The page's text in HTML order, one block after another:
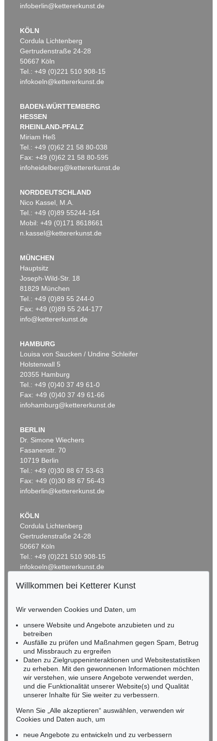
infoberlin@kettererkunst.de
KÖLN
Cordula Lichtenberg
Gertrudenstraße 24-28
50667 Köln
Tel.: +49 (0)221 510 908-15
infokoeln@kettererkunst.de
BADEN-WÜRTTEMBERG
HESSEN
RHEINLAND-PFALZ
Miriam Heß
Tel.: +49 (0)62 21 58 80-038
Fax: +49 (0)62 21 58 80-595
infoheidelberg@kettererkunst.de
NORDDEUTSCHLAND
Nico Kassel, M.A.
Tel.: +49 (0)89 55244-164
Mobil: +49 (0)171 8618661
n.kassel@kettererkunst.de
MÜNCHEN
Hauptsitz
Joseph-Wild-Str. 18
81829 München
Tel.: +49 (0)89 55 244-0
Fax: +49 (0)89 55 244-177
info@kettererkunst.de
HAMBURG
Louisa von Saucken / Undine Schleifer
Holstenwall 5
20355 Hamburg
Tel.: +49 (0)40 37 49 61-0
Fax: +49 (0)40 37 49 61-66
infohamburg@kettererkunst.de
BERLIN
Dr. Simone Wiechers
Fasanenstr. 70
10719 Berlin
Tel.: +49 (0)30 88 67 53-63
Fax: +49 (0)30 88 67 56-43
infoberlin@kettererkunst.de
KÖLN
Cordula Lichtenberg
Gertrudenstraße 24-28
50667 Köln
Tel.: +49 (0)221 510 908-15
infokoeln@kettererkunst.de
RHEINLAND-PFALZ
Miriam Heß
Tel.: +49 (0)62 21 58 80-038
Fax: +49 (0)62 21 58 80-595
infoheidelberg@kettererkunst.de
NORDDEUTSCHLAND
Nico Kassel, M.A.
Tel.: +49 (0)89 55244-164
Mobil: +49 (0)171 8618661
n.kassel@kettererkunst.de
Willkommen bei Ketterer Kunst
Wir verwenden Cookies und Daten, um
unsere Website und Angebote anzubieten und zu
betreiben
Ausfälle zu prüfen und Maßnahmen gegen Spam, Betrug
und Missbrauch zu ergreifen
Daten zu Zielgruppeninteraktionen und Websitestatistiken
zu erheben. Mit den gewonnenen Informationen möchten
wir verstehen, wie unsere Angebote verwendet werden,
und die Funktionalität unserer Website(s) und Qualität
unserer Inhalte für Sie weiter zu verbessern.
Wenn Sie „Alle akzeptieren“ auswählen, verwenden wir
Cookies und Daten auch, um
neue Angebote zu entwickeln und zu verbessern